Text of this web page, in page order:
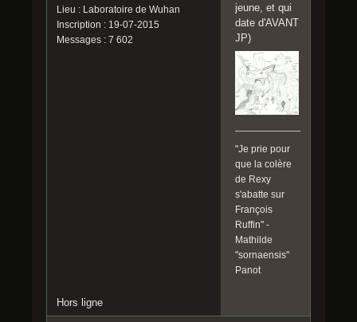
Lieu : Laboratoire de Wuhan
Inscription : 19-07-2015
Messages : 7 602
jeune, et qui
date d'AVANT
JP)
"Je prie pour
que la colère
de Rexy
s'abatte sur
François
Ruffin" -
Mathilde
"sornaensis"
Panot
Hors ligne